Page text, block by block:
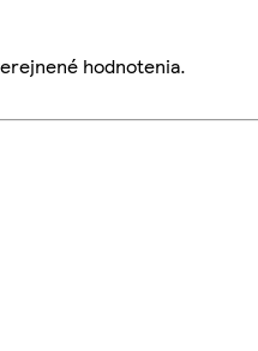
hodnotenia.